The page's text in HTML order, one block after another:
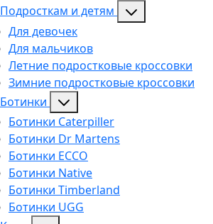
Подросткам и детям
Для девочек
Для мальчиков
Летние подростковые кроссовки
Зимние подростковые кроссовки
Ботинки
Ботинки Caterpiller
Ботинки Dr Martens
Ботинки ECCO
Ботинки Native
Ботинки Timberland
Ботинки UGG